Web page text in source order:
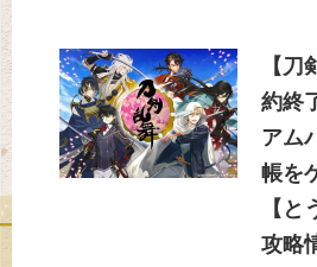
【
約終
アム
帳を
【と
攻略